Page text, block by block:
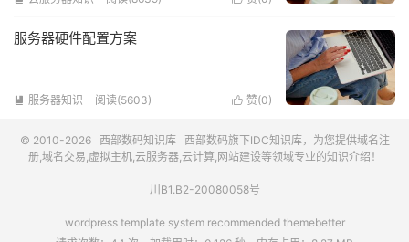
服务器硬件配置方案
 服务器知识 阅读(5603)  赞(0)
© 2010-2026 西部数码知识库 西部数码旗下IDC知识库，为您提供域名注
册,域名交易,虚拟主机,云服务器,云计算,网站建设等领域专业的知识介绍！
川B1.B2-20080058号
wordpress template system recommended themebetter